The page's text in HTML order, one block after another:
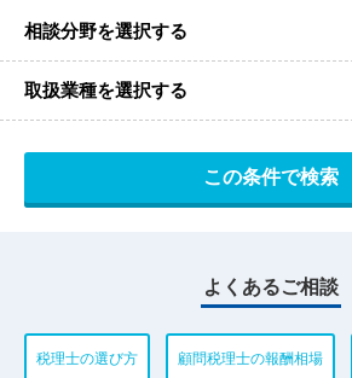
相談分野を選択する
取扱業種を選択する
よくあるご相談
税理士の選び方 顧問税理士の報酬相場